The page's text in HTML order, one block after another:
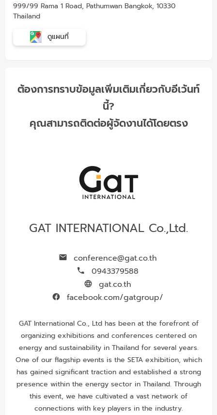
999/99 Rama 1 Road, Pathumwan Bangkok, 10330
Thailand
ดูแผนที่
ต้องการทราบข้อมูลเพิ่มเติมเกี่ยวกับอีเว้นท์
นี้?
คุณสามารถติดต่อผู้จัดงานได้โดยตรง
GAT INTERNATIONAL Co.,Ltd.
conference@gat.co.th
0943379588
gat.co.th
facebook.com/gatgroup/
GAT International Co., Ltd has been at the forefront of
organizing exhibitions and conferences centered on
energy and sustainability in Thailand for several years.
One of our flagship events is the SETA exhibition, which
has gained significant traction and established a strong
presence within the energy sector in Thailand. Through
this event, we have cultivated a vast network of
connections with key players in the industry.